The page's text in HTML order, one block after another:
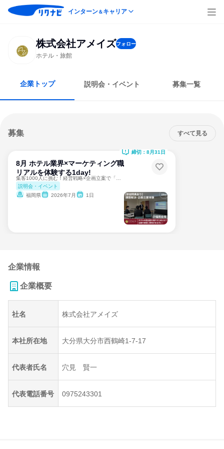
インターン＆キャリア
株式会社アメイズフォロー
ホテル・旅館
企業トップ 説明会・イベント 募集一覧
募集 すべて見る
8月 ホテル業界×マーケティング職
リアルを体験する1day!
説明会・イベント
福岡県
2026年7月 1日
締切：8月31日
企業情報
企業概要
社名 株式会社アメイズ
本社所在地 大分県大分市西鶴崎1-7-17
代表者氏名 穴見 賢一
代表電話番号 0975243301